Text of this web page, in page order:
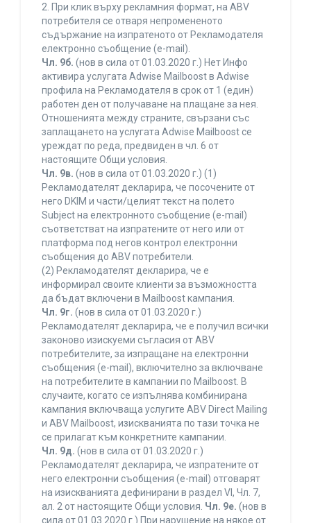
2. При клик върху рекламния формат, на ABV
потребителя се отваря непромененото
съдържание на изпратеното от Рекламодателя
електронно съобщение (e-mail).
Чл. 9б. (нов в сила от 01.03.2020 г.) Нет Инфо
активира услугата Adwise Mailboost в Adwise
профила на Рекламодателя в срок от 1 (един)
работен ден от получаване на плащане за нея.
Отношенията между страните, свързани със
заплащането на услугата Adwise Mailboost се
уреждат по реда, предвиден в чл. 6 от
настоящите Общи условия.
Чл. 9в. (нов в сила от 01.03.2020 г.) (1)
Рекламодателят декларира, че посочените от
него DKIM и части/целият текст на полето
Subject на електронното съобщение (e-mail)
съответстват на изпратените от него или от
платформа под негов контрол електронни
съобщения до ABV потребители.
(2) Рекламодателят декларира, че е
информирал своите клиенти за възможността
да бъдат включени в Mailboost кампания.
Чл. 9г. (нов в сила от 01.03.2020 г.)
Рекламодателят декларира, че е получил всички
законово изискуеми съгласия от ABV
потребителите, за изпращане на електронни
съобщения (e-mail), включително за включване
на потребителите в кампании по Mailboost. В
случаите, когато се изпълнява комбинирана
кампания включваща услугите ABV Direct Mailing
и ABV Mailboost, изискванията по тази точка не
се прилагат към конкретните кампании.
Чл. 9д. (нов в сила от 01.03.2020 г.)
Рекламодателят декларира, че изпратените от
него електронни съобщения (e-mail) отговарят
на изискванията дефинирани в раздел VI, Чл. 7,
ал. 2 от настоящите Общи условия. Чл. 9е. (нов в
сила от 01.03.2020 г.) При нарушение на някое от